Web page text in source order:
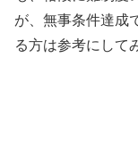
が、無事条件達成
る方は参考にして